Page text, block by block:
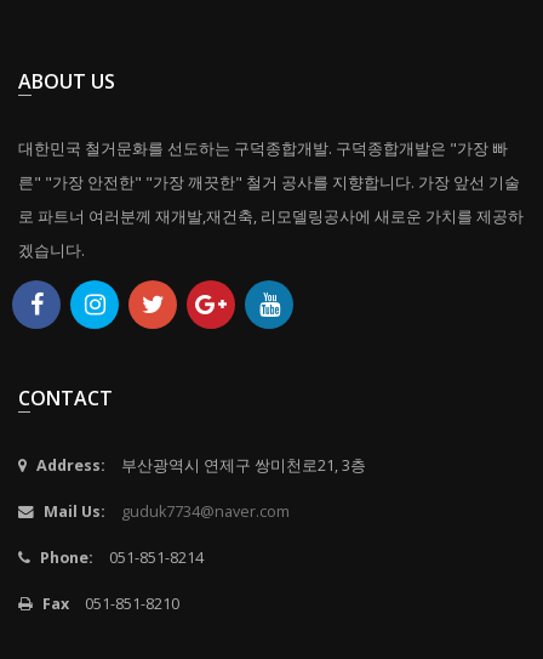
ABOUT US
대한민국 철거문화를 선도하는 구덕종합개발. 구덕종합개발은 "가장 빠
른" "가장 안전한" "가장 깨끗한" 철거 공사를 지향합니다. 가장 앞선 기술
로 파트너 여러분께 재개발,재건축, 리모델링공사에 새로운 가치를 제공하
겠습니다.
CONTACT
Address: 부산광역시 연제구 쌍미천로21, 3층
Mail Us: guduk7734@naver.com
Phone: 051-851-8214
Fax 051-851-8210